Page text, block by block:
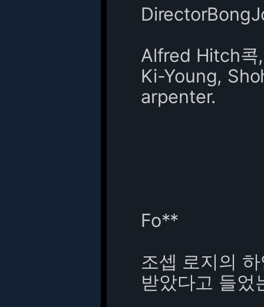
Alfred Hitch콕
Ki-Young,
arpenter.
Fo**
조셉 로지의
받았다고 들었